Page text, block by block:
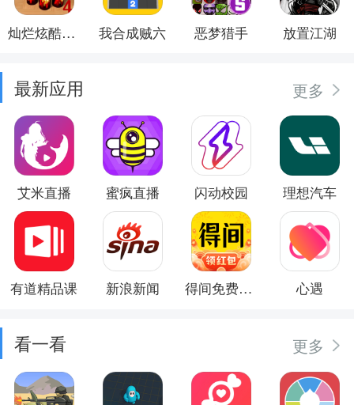
灿烂炫酷模拟器 我合成贼六 恶梦猎手 放置江湖
最新应用 更多
艾米直播 蜜疯直播 闪动校园 理想汽车
有道精品课 新浪新闻 得间免费小说 心遇
看一看 更多